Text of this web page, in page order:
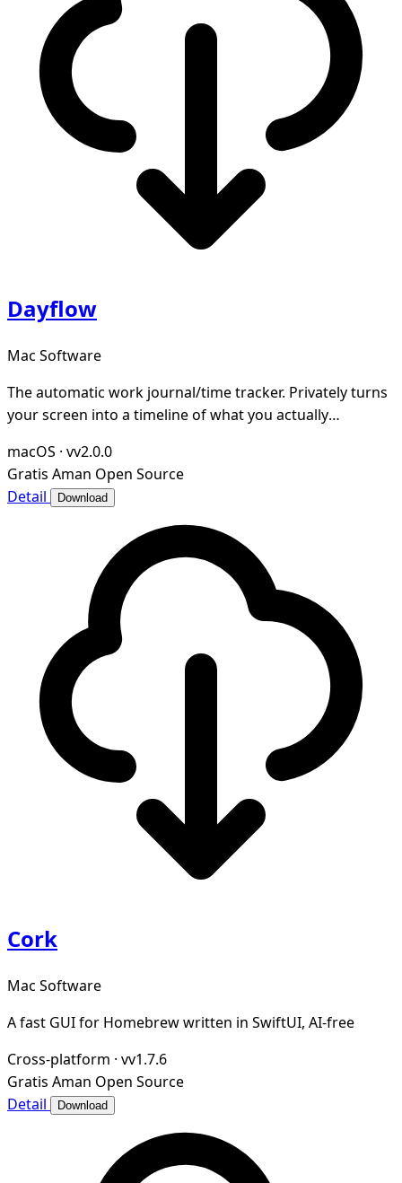
Dayflow
Mac Software
The automatic work journal/time tracker. Privately turns
your screen into a timeline of what you actually
macOS · vv2.0.0
Gratis Aman Open Source
Detail
Download
Cork
Mac Software
A fast GUI for Homebrew written in SwiftUI, AI-free
Cross-platform · vv1.7.6
Gratis Aman Open Source
Detail
Download